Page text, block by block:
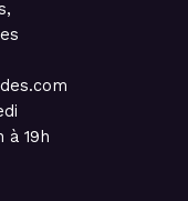
à 19h